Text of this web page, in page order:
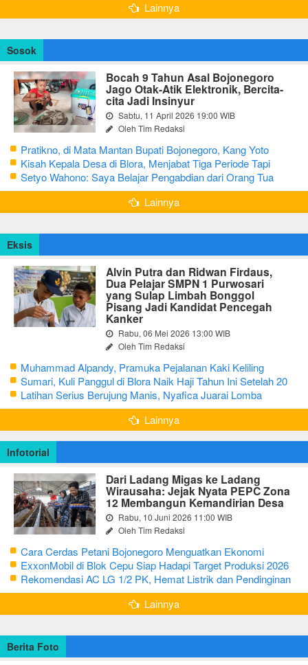
Lainnya
Sosok
Bocah 9 Tahun Asal Bojonegoro
Jago Otak-Atik Elektronik, Bercita-
cita Jadi Insinyur
Sabtu, 11 April 2026 19:00 WIB
Oleh Tim Redaksi
Pratikno, di Mata Mantan Bupati Bojonegoro, Kang Yoto
Kisah Kepala Desa di Blora, Menjabat Tiga Periode Tapi
Masih Hidup Sederhana
Setyo Wahono: Saya Belajar Pengabdian dari Orang Tua
Lainnya
Eksis
Alvin Putra dan Ridwan Firdaus,
Dua Pelajar SMPN 1 Purwosari
yang Sulap Limbah Bonggol
Pisang Jadi Kandidat Pencegah
Kanker
Rabu, 06 Mei 2026 13:00 WIB
Oleh Tim Redaksi
Muhammad Alpandy, Pramuka Pejalanan Kaki Keliling
Nusantara dengan Misi Literasi Budaya
Sumari, Kuli Panggul di Blora Naik Haji Tahun Ini Setelah 20
Tahun Sisihkan Uang Receh
Latihan Serius Berujung Manis, Nyafica Juarai Lomba
Bertutur tentang Nilai Hidup Orang Samin
Lainnya
Infotorial
Dari Ladang Migas ke Ladang
Wirausaha: Jejak Nyata PEPC Zona
12 Membangun Kemandirian Desa
Rabu, 10 Juni 2026 11:00 WIB
Oleh Tim Redaksi
Cara Cerdas Petani Bojonegoro Menguatkan Ekonomi
Keluarga
ExxonMobil di Blok Cepu Siap Hadapi Target Produksi 2026
Rekomendasi AC LG 1/2 PK, Hemat Listrik dan Pendinginan
Maksimal
Lainnya
Berita Foto